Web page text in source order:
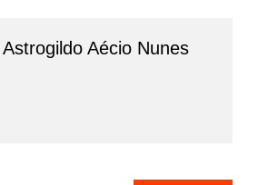
Astrogildo Aécio Nunes